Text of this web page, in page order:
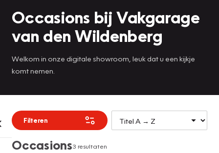
Occasions bij Vakgarage
van den Wildenberg
Welkom in onze digitale showroom, leuk dat u een kijkje
komt nemen.
Filteren
Occasions3 resultaten